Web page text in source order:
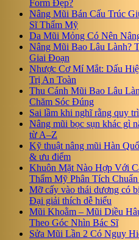
Form Đẹp?
Nâng Mũi Bán Cấu Trúc
Sĩ Thẩm Mỹ
Da Mũi Mỏng Có Nên
Nâng Mũi Bao Lâu Lành?
Giai Đoạn
Nhược Cơ Mí Mắt: Dấu
Trị An Toàn
Thu Cánh Mũi Bao Lâu
Chăm Sóc Đúng
Sai lầm khi nghĩ rằng quy
Nâng mũi bọc sụn khác gì
từ A–Z
Kỹ thuật nâng mũi Hàn
& ưu điểm
Khuôn Mặt Nào Hợp Với
Thẩm Mỹ Phân Tích
Mỡ cấy vào thái dương có
Đại giải thích dễ hiểu
Mũi Khoằm – Mũi Diều
Theo Góc Nhìn Bác Sĩ
Sửa Mũi Lần 2 Có Nguy